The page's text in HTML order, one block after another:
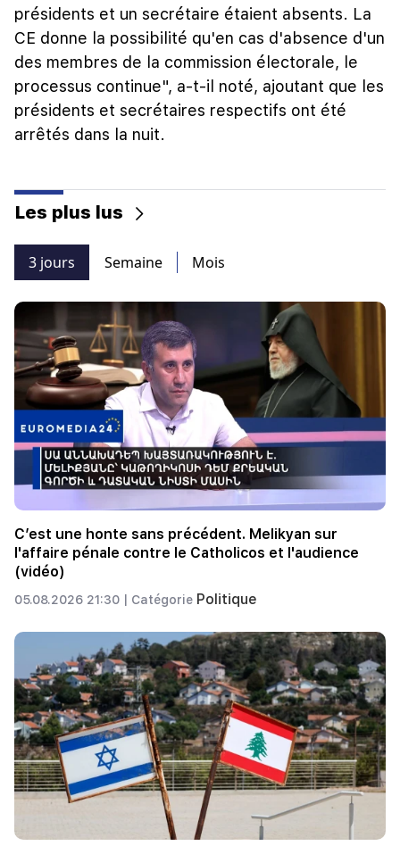
présidents et un secrétaire étaient absents. La
CE donne la possibilité qu'en cas d'absence d'un
des membres de la commission électorale, le
processus continue", a-t-il noté, ajoutant que les
présidents et secrétaires respectifs ont été
arrêtés dans la nuit.
Les plus lus
3 jours Semaine Mois
C’est une honte sans précédent. Melikyan sur
l'affaire pénale contre le Catholicos et l'audience
(vidéo)
05.08.2026 21:30 | Catégorie Politique